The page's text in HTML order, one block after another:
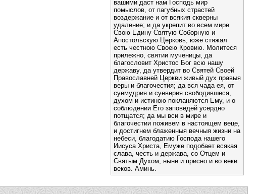
вашими даст нам Господь мир
помыслов, от пагубных страстей
воздержание и от всякия скверны
удаление; и да укрепит во всем мире
Свою Едину Святую Соборную и
Апостольскую Церковь, юже стяжал
есть честною Своею Кровию. Молитеся
прилежно, святии мученицы, да
благословит Христос Бог всю нашу
державу, да утвердит во Святей Своей
Православней Церкви живый дух правыя
веры и благочестия; да вся чада ея, от
суемудрия и суеверия свободившеся,
духом и истиною покланяются Ему, и о
соблюдении Его заповедей усердно
потщатся; да мы вси в мире и
благочестии поживем в настоящем веце,
и достигнем блаженныя вечныя жизни на
небеси, благодатию Господа нашего
Иисуса Христа, Емуже подобает всякая
слава, честь и держава, со Отцем и
Святым Духом, ныне и присно и во веки
веков. Аминь.